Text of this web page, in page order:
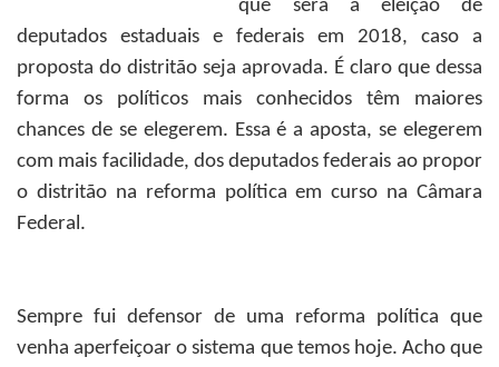
que será a eleição de
deputados estaduais e federais em 2018, caso a
proposta do distritão seja aprovada. É claro que dessa
forma os políticos mais conhecidos têm maiores
chances de se elegerem. Essa é a aposta, se elegerem
com mais facilidade, dos deputados federais ao propor
o distritão na reforma política em curso na Câmara
Federal.
Sempre fui defensor de uma reforma política que
venha aperfeiçoar o sistema que temos hoje. Acho que